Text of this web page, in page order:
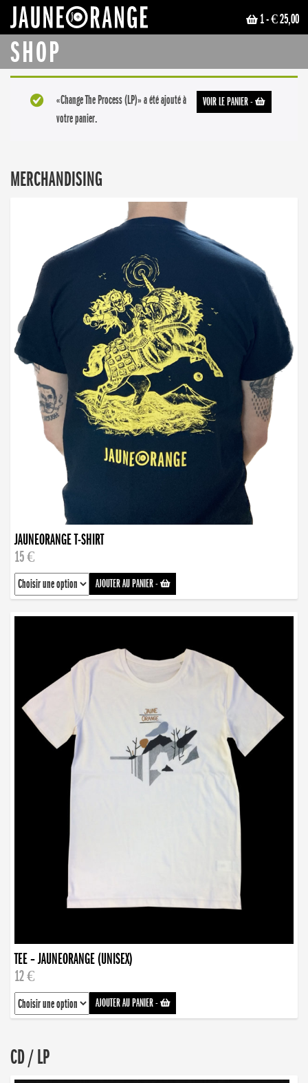
1- € 25,00
SHOP
VOIR LE PANIER-
«Change The Process (LP)» a été ajouté à
votre panier.
MERCHANDISING
JAUNEORANGE T-SHIRT
15 €
AJOUTER AU PANIER-
TEE – JAUNEORANGE (UNISEX)
12 €
AJOUTER AU PANIER-
CD / LP